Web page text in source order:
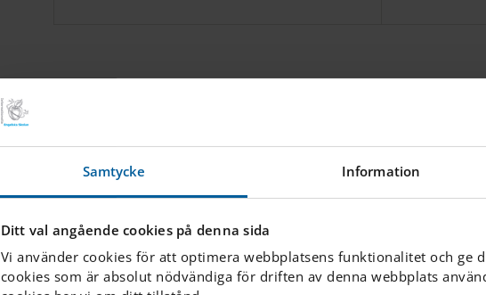
Samtycke Information
Ditt val angående cookies på denna sida
Vi använder cookies för att optimera webbplatsens funktionalitet och ge
cookies som är absolut nödvändiga för driften av denna webbplats
KONTAKTA OSS
Vem vill du tala
AVDELNING TELEFON